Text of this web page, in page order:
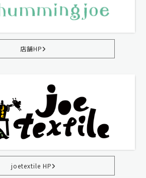
店舗HP
joetextile HP